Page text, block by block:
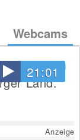
Webcams
21:01am
Land.
Anzeige